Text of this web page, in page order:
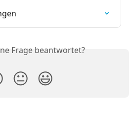
Frage beantwortet?
😐 😃